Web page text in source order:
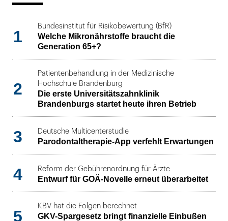
1
Bundesinstitut für Risikobewertung (BfR)
Welche Mikronährstoffe braucht die
Generation 65+?
2
Patientenbehandlung in der Medizinische
Hochschule Brandenburg
Die erste Universitätszahnklinik
Brandenburgs startet heute ihren Betrieb
3 Deutsche Multicenterstudie
Parodontaltherapie-App verfehlt Erwartungen
4 Reform der Gebührenordnung für Ärzte
Entwurf für GOÄ-Novelle erneut überarbeitet
5
KBV hat die Folgen berechnet
GKV-Spargesetz bringt finanzielle Einbußen